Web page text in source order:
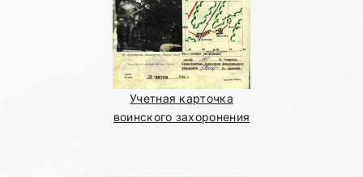
Учетная карточка
воинского захоронения